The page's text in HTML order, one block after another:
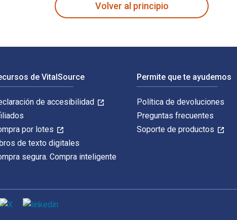
Volver al principio
de VitalSource
de accesibilidad
por lotes
de texto digitales
segura. Compra inteligente
Permite que te ayudemos
Política de devoluciones
Preguntas frecuentes
Soporte de productos